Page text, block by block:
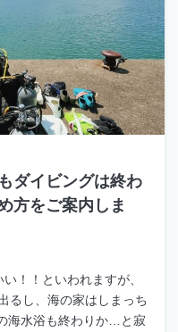
ダイビングは終わ
方をご案内しま
！！といわれますが、
るし、海の家はしまっち
海水浴も終わりか…と寂